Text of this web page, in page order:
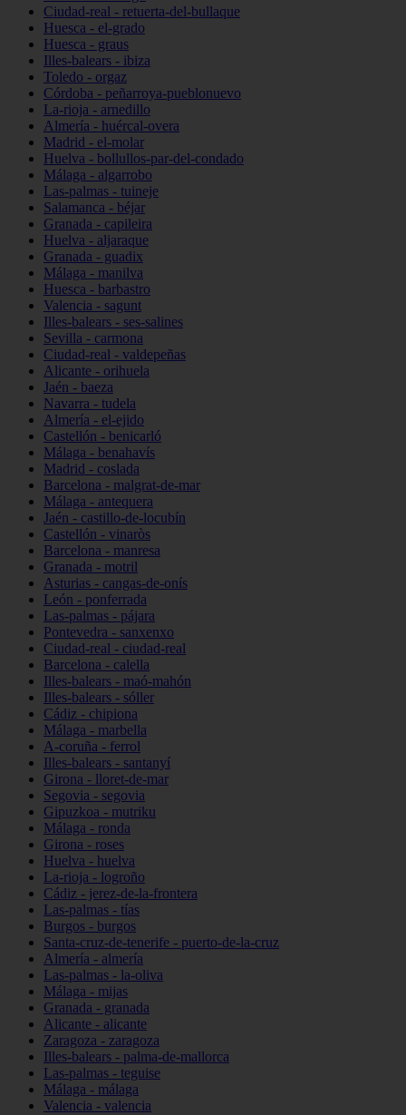
Ciudad-real - retuerta-del-bullaque
Huesca - el-grado
Huesca - graus
Illes-balears - ibiza
Toledo - orgaz
Córdoba - peñarroya-pueblonuevo
La-rioja - arnedillo
Almería - huércal-overa
Madrid - el-molar
Huelva - bollullos-par-del-condado
Málaga - algarrobo
Las-palmas - tuineje
Salamanca - béjar
Granada - capileira
Huelva - aljaraque
Granada - guadix
Málaga - manilva
Huesca - barbastro
Valencia - sagunt
Illes-balears - ses-salines
Sevilla - carmona
Ciudad-real - valdepeñas
Alicante - orihuela
Jaén - baeza
Navarra - tudela
Almería - el-ejido
Castellón - benicarló
Málaga - benahavís
Madrid - coslada
Barcelona - malgrat-de-mar
Málaga - antequera
Jaén - castillo-de-locubín
Castellón - vinaròs
Barcelona - manresa
Granada - motril
Asturias - cangas-de-onís
León - ponferrada
Las-palmas - pájara
Pontevedra - sanxenxo
Ciudad-real - ciudad-real
Barcelona - calella
Illes-balears - maó-mahón
Illes-balears - sóller
Cádiz - chipiona
Málaga - marbella
A-coruña - ferrol
Illes-balears - santanyí
Girona - lloret-de-mar
Segovia - segovia
Gipuzkoa - mutriku
Málaga - ronda
Girona - roses
Huelva - huelva
La-rioja - logroño
Cádiz - jerez-de-la-frontera
Las-palmas - tías
Burgos - burgos
Santa-cruz-de-tenerife - puerto-de-la-cruz
Almería - almería
Las-palmas - la-oliva
Málaga - mijas
Granada - granada
Alicante - alicante
Zaragoza - zaragoza
Illes-balears - palma-de-mallorca
Las-palmas - teguise
Málaga - málaga
Valencia - valencia